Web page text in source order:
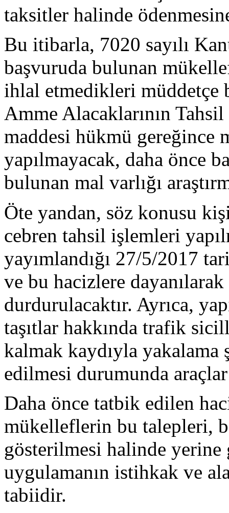
taksitler halinde
Bu itibarla, 7020 sayılı
başvuruda bulunan
ihlal etmedikleri müddetçe
Amme Alacaklarının
maddesi hükmü gereğince
yapılmayacak, daha önce
bulunan mal varlığı
Öte yandan, söz konusu
cebren tahsil işlemleri
yayımlandığı 27/5/2017
ve bu hacizlere
durdurulacaktır. Ayrıca,
taşıtlar hakkında trafik
kalmak kaydıyla yakalama
edilmesi durumunda
Daha önce tatbik edilen
mükelleflerin bu talepleri,
gösterilmesi halinde
uygulamanın istihkak ve
tabiidir.